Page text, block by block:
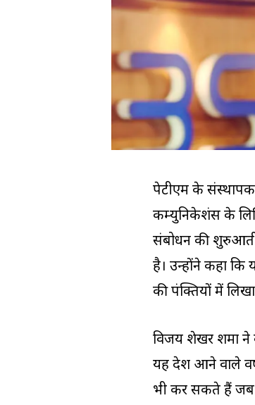
पेटीएम के संस्थापक
कम्युनिकेशंस के
संबोधन की
है। उन्होंने कहा कि
की पंक्तियों में
विजय शेखर शर्मा ने
यह देश आने वाले
भी कर सकते हैं जब